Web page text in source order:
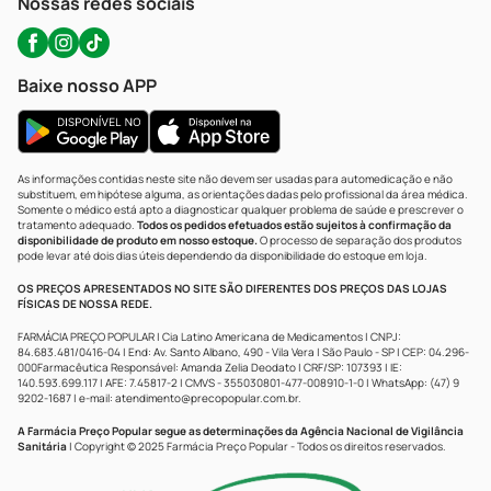
Baixe nosso APP
As informações contidas neste site não devem ser usadas para automedicação e não
substituem, em hipótese alguma, as orientações dadas pelo profissional da área médica.
Somente o médico está apto a diagnosticar qualquer problema de saúde e prescrever o
tratamento adequado. Todos os pedidos efetuados estão sujeitos à confirmação da
disponibilidade de produto em nosso estoque.O processo de separação dos produtos
pode levar até dois dias úteis dependendo da disponibilidade do estoque em loja.
OS PREÇOS APRESENTADOS NO SITE SÃO DIFERENTES DOS PREÇOS DAS LOJAS
FÍSICAS DE NOSSA REDE.
FARMÁCIA PREÇO POPULAR | Cia Latino Americana de Medicamentos | CNPJ:
84.683.481/0416-04 | End: Av. Santo Albano, 490 - Vila Vera | São Paulo - SP | CEP: 04.296-
000Farmacêutica Responsável: Amanda Zelia Deodato | CRF/SP: 107393 | IE:
140.593.699.117 | AFE: 7.45817-2 | CMVS - 355030801-477-008910-1-0 | WhatsApp: (47) 9
9202-1687 | e-mail: atendimento@precopopular.com.br.
A Farmácia Preço Popular segue as determinações da Agência Nacional de Vigilância
Sanitária | Copyright © 2025 Farmácia Preço Popular - Todos os direitos reservados.